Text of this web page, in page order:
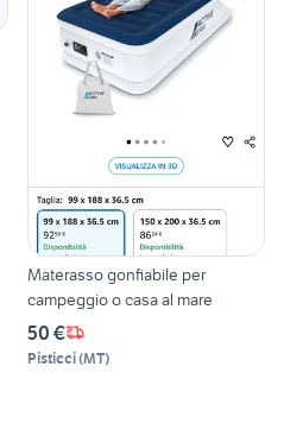
Materasso gonfiabile per
campeggio o casa al mare
50 €
Pisticci(MT)